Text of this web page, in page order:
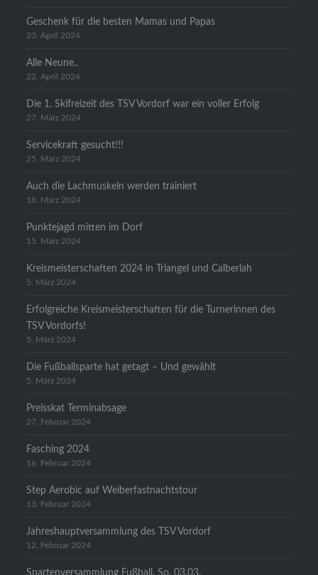
Geschenk für die besten Mamas und Papas
23. April 2024
Alle Neune..
22. April 2024
Die 1. Skifreizeit des TSV Vordorf war ein voller Erfolg
27. März 2024
Servicekraft gesucht!!!
25. März 2024
Auch die Lachmuskeln werden trainiert
18. März 2024
Punktejagd mitten im Dorf
15. März 2024
Kreismeisterschaften 2024 in Triangel und Calberlah
5. März 2024
Erfolgreiche Kreismeisterschaften für die Turnerinnen des
TSV Vordorfs!
5. März 2024
Die Fußballsparte hat getagt – Und gewählt
5. März 2024
Preisskat Terminabsage
27. Februar 2024
Fasching 2024
16. Februar 2024
Step Aerobic auf Weiberfastnachtstour
13. Februar 2024
Jahreshauptversammlung des TSV Vordorf
12. Februar 2024
Spartenversammlung Fußball, So. 03.03.